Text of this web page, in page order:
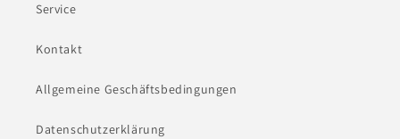
Service
Kontakt
Allgemeine Geschäftsbedingungen
Datenschutzerklärung